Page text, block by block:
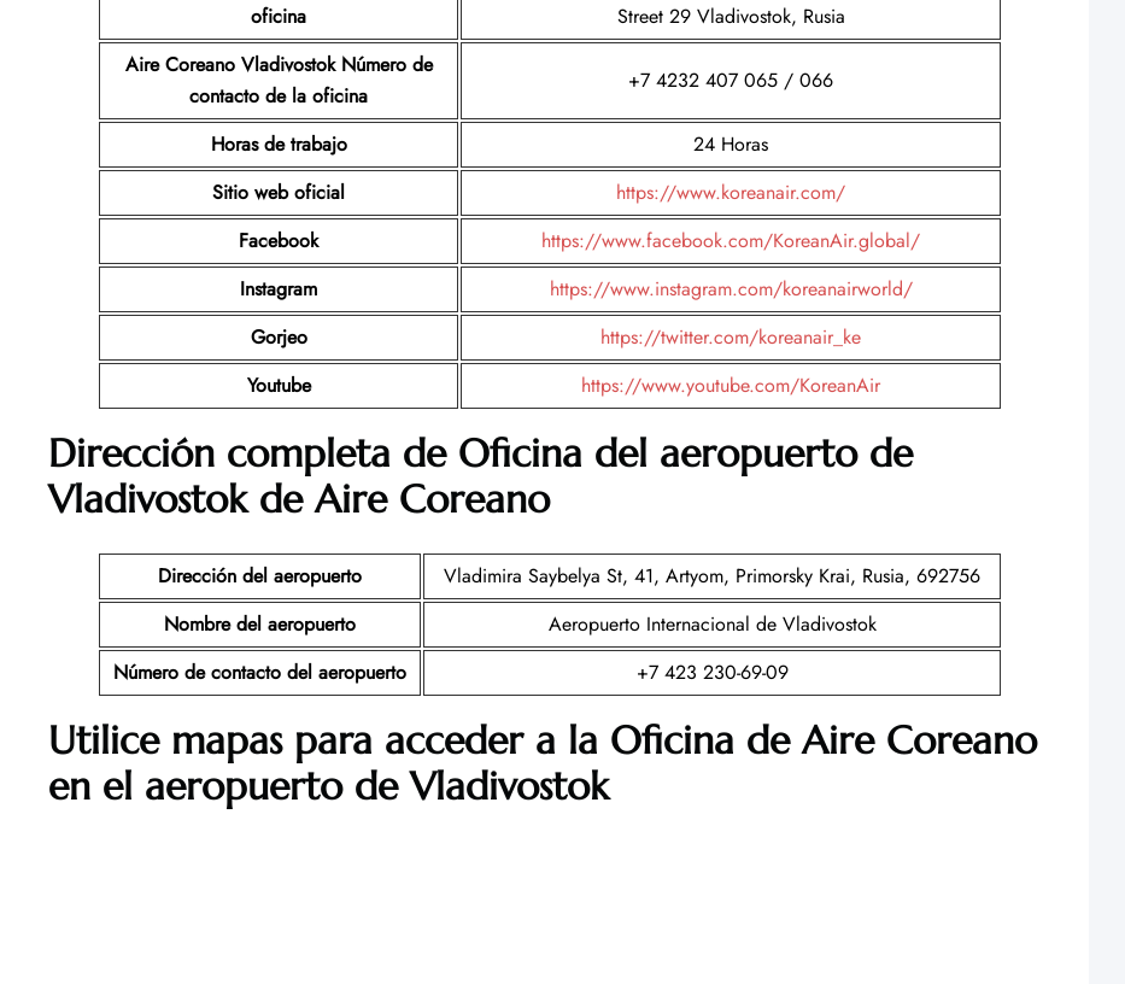
oficina
Street 29 Vladivostok, Rusia
Aire Coreano Vladivostok Número de
contacto de la oficina
+7 4232 407 065 / 066
Horas de trabajo
24 Horas
Sitio web oficial
https://www.koreanair.com/
Facebook
https://www.facebook.com/KoreanAir.global/
Instagram
https://www.instagram.com/koreanairworld/
Gorjeo
https://twitter.com/koreanair_ke
Youtube
https://www.youtube.com/KoreanAir
Dirección completa de Oficina del aeropuerto de
Vladivostok de Aire Coreano
Dirección del aeropuerto
Vladimira Saybelya St, 41, Artyom, Primorsky Krai, Rusia, 692756
Nombre del aeropuerto
Aeropuerto Internacional de Vladivostok
Número de contacto del aeropuerto
+7 423 230-69-09
Utilice mapas para acceder a la Oficina de Aire Coreano
en el aeropuerto de Vladivostok